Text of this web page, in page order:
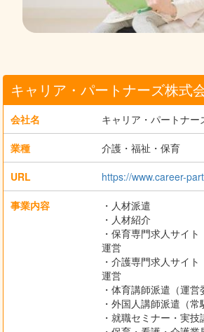
キャリア・パートナーズ株式
会社名 キャリア・パートナー
業種 介護・福祉・保育
URL https://www.career-
事業内容
・人材派遣
・人材紹介
・保育専門求人サイ
運営
・介護専門求人サイ
運営
・体育講師派遣（運営
・外国人講師派遣（常
・就職セミナー・実